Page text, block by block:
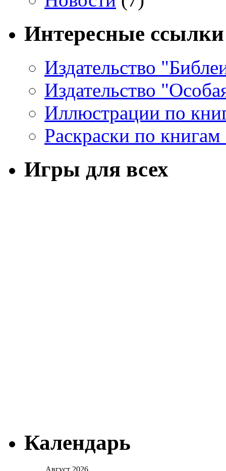
Интересные ссылки
Издательство
Издательство
Иллюстрации по
Раскраски по
Игры для всех
Календарь
Август 2026